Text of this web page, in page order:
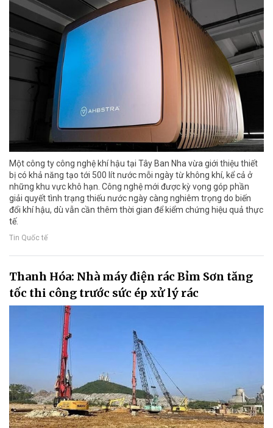
Một công ty công nghệ khí hậu tại Tây Ban Nha vừa giới thiệu thiết
bị có khả năng tạo tới 500 lít nước mỗi ngày từ không khí, kể cả ở
những khu vực khô hạn. Công nghệ mới được kỳ vọng góp phần
giải quyết tình trạng thiếu nước ngày càng nghiêm trọng do biến
đổi khí hậu, dù vẫn cần thêm thời gian để kiểm chứng hiệu quả thực
tế.
Tin Quốc tế
Thanh Hóa: Nhà máy điện rác Bỉm Sơn tăng
tốc thi công trước sức ép xử lý rác